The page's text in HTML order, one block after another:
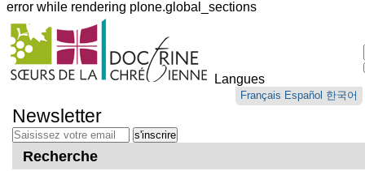
error while rendering plone.global_sections
Outils
personnels
Langues
Français Español 한국어
au
contenu.
Aller
Newsletter
Recherche